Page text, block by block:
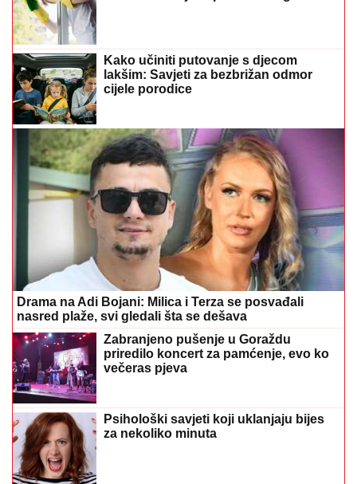
Kako učiniti putovanje s djecom
lakšim: Savjeti za bezbrižan odmor
cijele porodice
Drama na Adi Bojani: Milica i Terza se posvađali
nasred plaže, svi gledali šta se dešava
Zabranjeno pušenje u Goraždu
priredilo koncert za pamćenje, evo ko
večeras pjeva
Psihološki savjeti koji uklanjaju bijes
za nekoliko minuta